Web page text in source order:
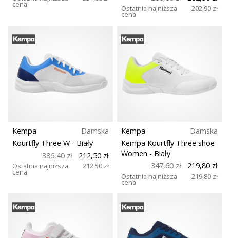
cena Ostatnia najniższa
cena
202,90 zł
Kempa
Damska
Kourtfly Three W - Biały
386,40 zł
212,50 zł
Ostatnia najniższa
cena
212,50 zł
Kempa
Damska
Kempa Kourtfly Three shoe
Women - Biały
347,60 zł
219,80 zł
Ostatnia najniższa
cena
219,80 zł